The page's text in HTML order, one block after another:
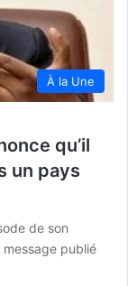
À la Une
qu’il
un pays
de son
publié